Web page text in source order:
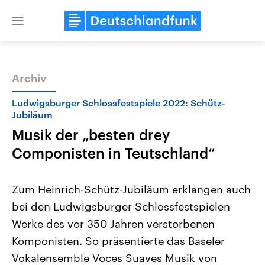
Close
Themen
Landtagswahl Sachsen-Anhalt
Alle Informationen
September 2026 einen neuen
Landtag. Seit 2021 wird das
Bundesland von einer Koalition aus
USA
Hintergründe
Wirtschaftlich und
gehören die Vereinigten
den mächtigsten Ländern
mit großem Einfluss auf
Archiv
Ludwigsburger Schlossfestspiele 2022: Schütz-
Jubiläum
Musik der „besten drey
Componisten in Teutschland“
Zum Heinrich-Schütz-Jubiläum erklangen auch
bei den Ludwigsburger Schlossfestspielen
Werke des vor 350 Jahren verstorbenen
Komponisten. So präsentierte das Baseler
Vokalensemble Voces Suaves Musik von